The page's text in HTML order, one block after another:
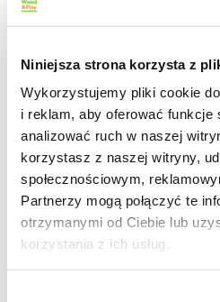
Niniejsza strona korzysta z
Wykorzystujemy pliki cookie
i reklam, aby oferować funkcje
analizować ruch w naszej
korzystasz z naszej witryny,
społecznościowym,
Partnerzy mogą połączyć te
otrzymanymi od Ciebie lub
korzystania z ich usług.